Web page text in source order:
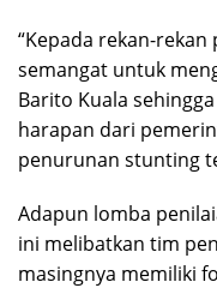
“Kepada rekan-
semangat untuk
Barito Kuala
harapan dari
penurunan stunting
Adapun lomba
ini melibatkan tim
masingnya memiliki